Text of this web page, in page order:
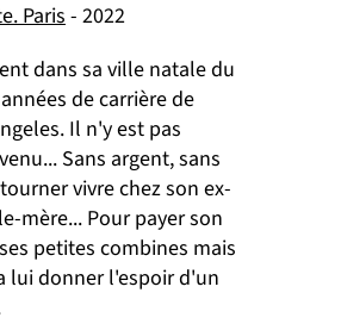
Paris- 2022
dans sa ville natale du
de carrière de
Il n'y est pas
Sans argent, sans
vivre chez son ex-
mère... Pour payer son
petites combines mais
lui donner l'espoir d'un